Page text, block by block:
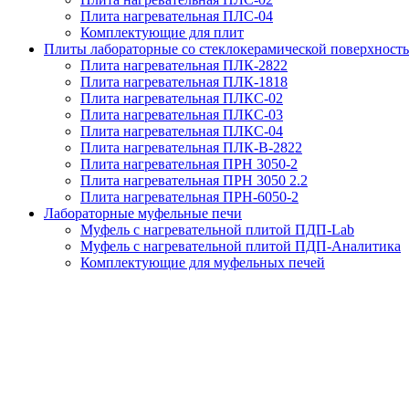
Плита нагревательная ПЛС-04
Комплектующие для плит
Плиты лабораторные со стеклокерамической
Плита нагревательная ПЛК-2822
Плита нагревательная ПЛК-1818
Плита нагревательная ПЛКС-02
Плита нагревательная ПЛКС-03
Плита нагревательная ПЛКС-04
Плита нагревательная ПЛК-В-2822
Плита нагревательная ПРН 3050-2
Плита нагревательная ПРН 3050 2.2
Плита нагревательная ПРН-6050-2
Лабораторные муфельные печи
Муфель с нагревательной плитой ПДП-Lab
Муфель с нагревательной плитой ПДП-Аналитика
Комплектующие для муфельных печей